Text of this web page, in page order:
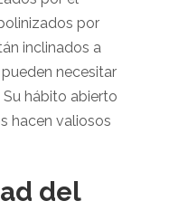
por
inclinados a
necesitar
hábito abierto
hacen valiosos
del